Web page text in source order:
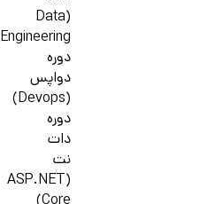
(Data
Engineering)
دوره
دواپس
(Devops)
دوره
دات
نت
(ASP.NET